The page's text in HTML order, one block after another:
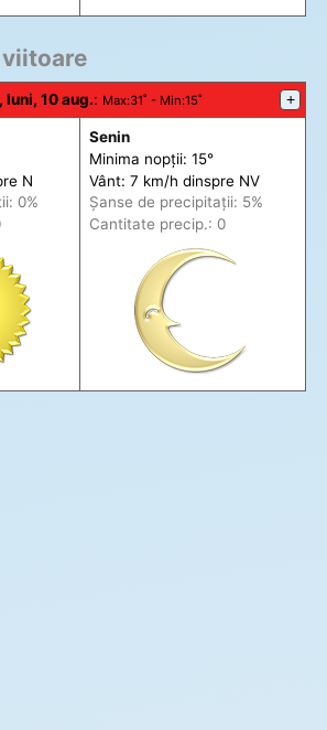
luni, 10 aug.: Max:31˚ - Min:15˚ +
N
: 0%
Senin
Minima nopții: 15°
Vânt: 7 km/h dinspre NV
Șanse de precipitații: 5%
Cantitate precip.: 0